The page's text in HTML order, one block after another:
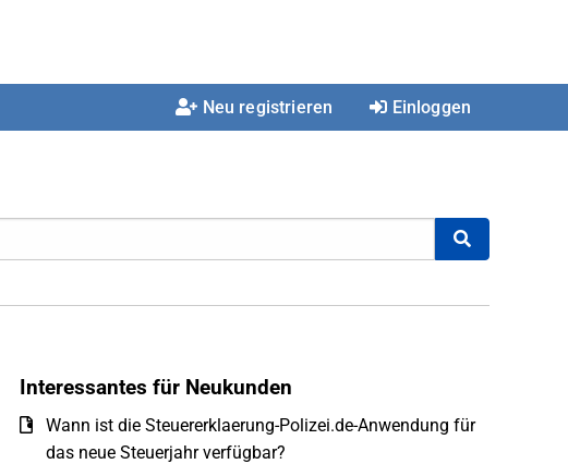
Neu registrieren Einloggen
Interessantes für Neukunden
Wann ist die Steuererklaerung-Polizei.de-Anwendung für
das neue Steuerjahr verfügbar?